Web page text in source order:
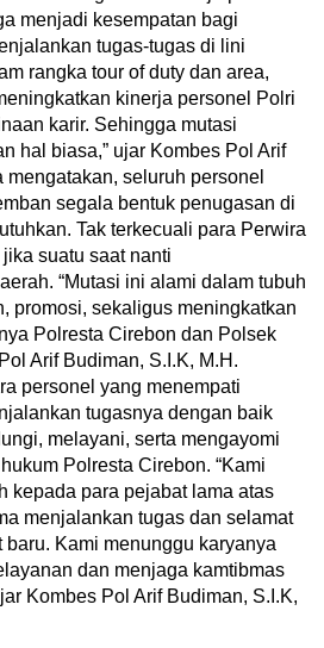
menjadi kesempatan bagi
tugas-tugas di lini
rangka tour of duty dan area,
kinerja personel Polri
karir. Sehingga mutasi
hal biasa,” ujar Kombes Pol Arif
mengatakan, seluruh personel
segala bentuk penugasan di
Tak terkecuali para Perwira
suatu saat nanti
“Mutasi ini alami dalam tubuh
promosi, sekaligus meningkatkan
Polresta Cirebon dan Polsek
Arif Budiman, S.I.K, M.H.
personel yang menempati
tugasnya dengan baik
melayani, serta mengayomi
Polresta Cirebon. “Kami
kepada para pejabat lama atas
menjalankan tugas dan selamat
Kami menunggu karyanya
dan menjaga kamtibmas
Kombes Pol Arif Budiman, S.I.K,